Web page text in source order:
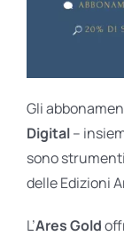
Gli
Digital–
sono
delle Edizioni
L’Ares Gold